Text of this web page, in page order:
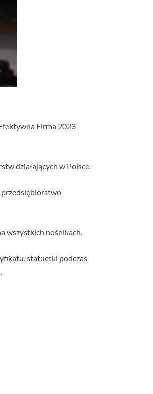
Firma 2023
działających w Polsce.
przedsiębiorstwo
wszystkich nośnikach.
statuetki podczas